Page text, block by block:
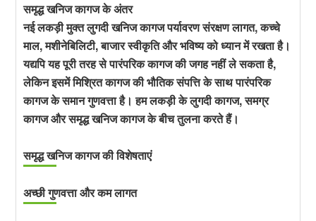
समृद्ध खनिज कागज के अंतर
नई लकड़ी मुक्त लुगदी खनिज कागज पर्यावरण संरक्षण लागत, कच्चे
माल, मशीनेबिलिटी, बाजार स्वीकृति और भविष्य को ध्यान में रखता है।
यद्यपि यह पूरी तरह से पारंपरिक कागज की जगह नहीं ले सकता है,
लेकिन इसमें मिश्रित कागज की भौतिक संपत्ति के साथ पारंपरिक
कागज के समान गुणवत्ता है। हम लकड़ी के लुगदी कागज, समग्र
कागज और समृद्ध खनिज कागज के बीच तुलना करते हैं।
समृद्ध खनिज कागज की विशेषताएं
अच्छी गुणवत्ता और कम लागत